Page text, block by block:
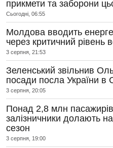
прикмети та заборони
Сьогодні, 06:55
Молдова вводить
через критичний рівень
3 серпня, 21:53
Зеленський звільнив
посади посла України
3 серпня, 20:05
Понад 2,8 млн
залізничники долають
сезон
3 серпня, 19:00